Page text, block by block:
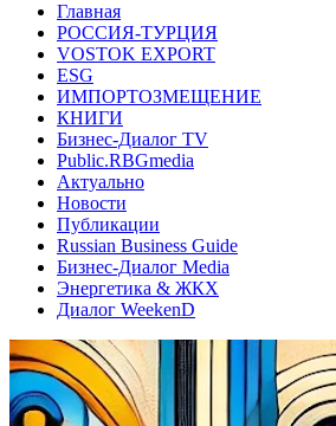
Главная
РОССИЯ-ТУРЦИЯ
VOSTOK EXPORT
ESG
ИМПОРТОЗМЕЩЕНИЕ
КНИГИ
Бизнес-Диалог TV
Public.RBGmedia
Актуально
Новости
Публикации
Russian Business Guide
Бизнес-Диалог Media
Энергетика & ЖКХ
Диалог WeekenD